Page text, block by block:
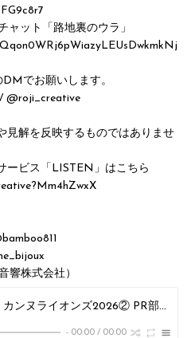
ット「路地裏のウラ」
でお願いします。
@roji_creative
解を反映するものではありませ
ービス「LISTEN」はこちら
響株式会社）
#061 流し聴き！カンヌライオンズ2026② PR部門 Silver
- 00:00 / 00:00